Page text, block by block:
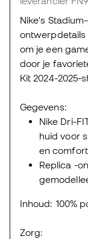
Nike's
ontwerpdetails
om je een
door je
Kit 2024-2025-
Gegevens:
Nike Dri-
huid voor
en
Replica -
Inhoud: 100%
Zorg: